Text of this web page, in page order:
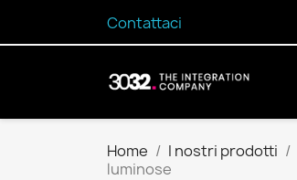
Contattaci
Home I nostri prodotti
luminose